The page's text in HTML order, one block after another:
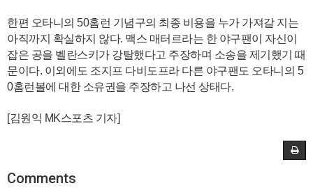
한편 오타니의 50홈런 기념구의 최종 비용을 누가 가져갈 지는
아직까지 확실하지 않다. 맥스 매터르라는 한 야구팬이 자신이
잡은 공을 벨란스키가 강탈했다고 주장하며 소송을 제기했기 때
문이다. 이외에도 조지프 다비도프라 다른 야구팬도 오타니의 5
0홈런볼에 대한 소유권을 주장하고 나선 상태다.
[김원익 MK스포츠 기자]
Comments